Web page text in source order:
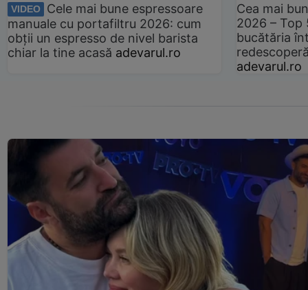
VIDEO
Cele mai bune espressoare
manuale cu portafiltru 2026: cum
obții un espresso de nivel barista
chiar la tine acasă adevarul.ro
Cea mai
2026 –
bucătăria
adevarul.ro